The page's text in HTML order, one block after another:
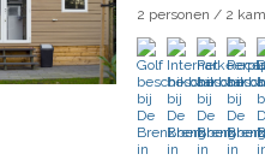
2 personen / 2